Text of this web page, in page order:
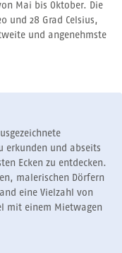
Mai bis Oktober. Die
und 28 Grad Celsius,
und angenehmste
erkunden und abseits
Ecken zu entdecken.
malerischen Dörfern
eine Vielzahl von
mit einem Mietwagen